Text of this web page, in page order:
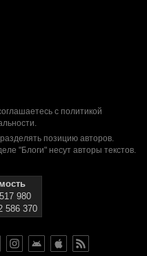
с политикой
.
позицию авторов.
"Блоги" несут авторы текстов.
517 980
586 370